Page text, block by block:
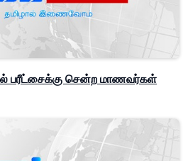
பரீட்சைக்கு சென்ற மாணவர்கள்